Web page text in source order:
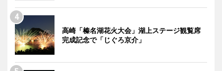
高崎「榛名湖花火大会」湖上ステージ観覧席
完成記念で「じぐろ京介」